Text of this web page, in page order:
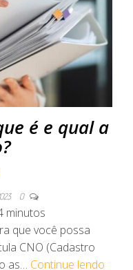
é e qual a
0
minutos
que você possa
CNO (Cadastro
as… Continue lendo